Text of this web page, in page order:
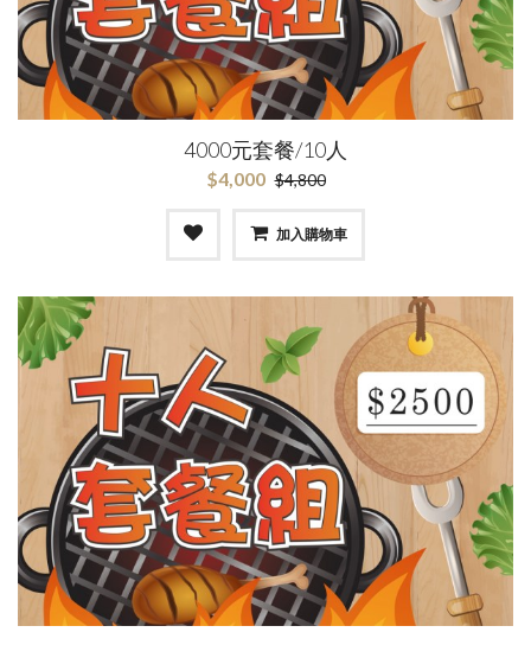
4000元套餐/10人
$4,000 $4,800
加入購物車